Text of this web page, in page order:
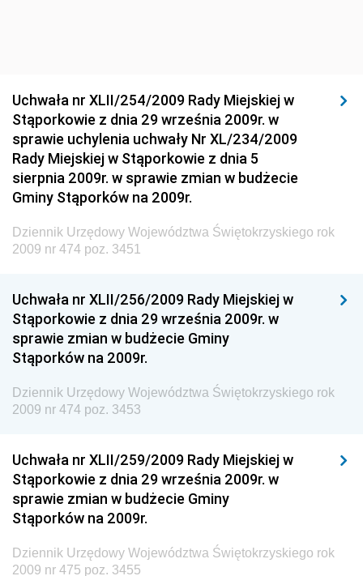
Środowiska
Dziennik Urzędowy Ministerstwa Administracji,
Gospodarki Terenowej i Ochrony Środowiska
Dziennik Urzędowy Ministerstwa Administracji i
Gospodarki Przestrzennej
Dziennik Urzędowy Unii Europejskiej, L
Dziennik Urzędowy Ministerstwa Komunikacji
Chemicznego i Lekkiego
Dziennik Urzędowy Ministerstwa Rolnictwa i
Gospodarki Żywnościowej
Społecznej
Dziennik Urzędowy Ministra Cyfryzacji
Dziennik Urzędowy Ministra Infrastruktury i
Budownictwa
Dziennik Urzędowy Ministra Gospodarki Morskiej i
Dziennik Urzędowy Ministra Energii
Uchwała nr XLII/254/2009 Rady Miejskiej w
Stąporkowie z dnia 29 września 2009r. w
sprawie uchylenia uchwały Nr XL/234/2009
Rady Miejskiej w Stąporkowie z dnia 5
sierpnia 2009r. w sprawie zmian w budżecie
Gminy Stąporków na 2009r.
Dziennik Urzędowy Województwa Świętokrzyskiego rok
2009 nr 474 poz. 3451
Uchwała nr XLII/256/2009 Rady Miejskiej w
Stąporkowie z dnia 29 września 2009r. w
sprawie zmian w budżecie Gminy
Stąporków na 2009r.
Dziennik Urzędowy Województwa Świętokrzyskiego rok
2009 nr 474 poz. 3453
Uchwała nr XLII/259/2009 Rady Miejskiej w
Stąporkowie z dnia 29 września 2009r. w
sprawie zmian w budżecie Gminy
Stąporków na 2009r.
Dziennik Urzędowy Województwa Świętokrzyskiego rok
2009 nr 475 poz. 3455